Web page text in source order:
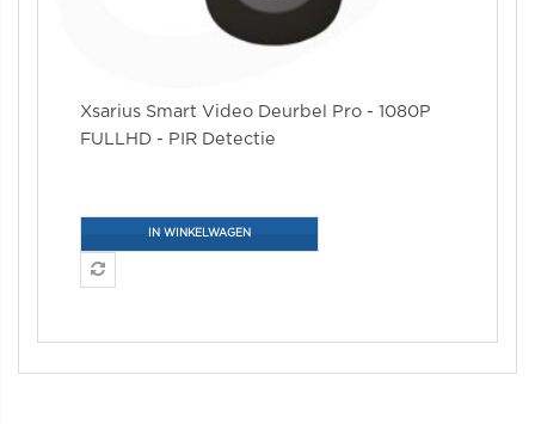
Xsarius Smart Video Deurbel Pro - 1080P
FULLHD - PIR Detectie
IN WINKELWAGEN